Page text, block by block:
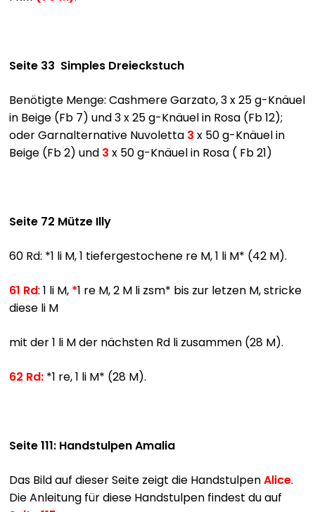
Seite 33 Simples Dreieckstuch
Benötigte Menge: Cashmere Garzato, 3 x 25 g-Knäuel
in Beige (Fb 7) und 3 x 25 g-Knäuel in Rosa (Fb 12);
oder Garnalternative Nuvoletta 3 x 50 g-Knäuel in
Beige (Fb 2) und 3 x 50 g-Knäuel in Rosa ( Fb 21)
Seite 72 Mütze Illy
60 Rd: *1 li M, 1 tiefergestochene re M, 1 li M* (42 M).
61 Rd: 1 li M, *1 re M, 2 M li zsm* bis zur letzen M, stricke
diese li M
mit der 1 li M der nächsten Rd li zusammen (28 M).
62 Rd: *1 re, 1 li M* (28 M).
Seite 111: Handstulpen Amalia
Das Bild auf dieser Seite zeigt die HandstulpenAlice.
Die Anleitung für diese Handstulpen findest du auf